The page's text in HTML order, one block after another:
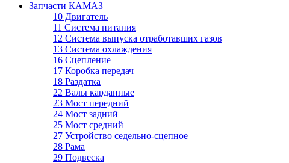
Запчасти КАМАЗ
10 Двигатель
11 Система питания
12 Система выпуска отработавших газов
13 Система охлаждения
16 Сцепление
17 Коробка передач
18 Раздатка
22 Валы карданные
23 Мост передний
24 Мост задний
25 Мост средний
27 Устройство седельно-сцепное
28 Рама
29 Подвеска